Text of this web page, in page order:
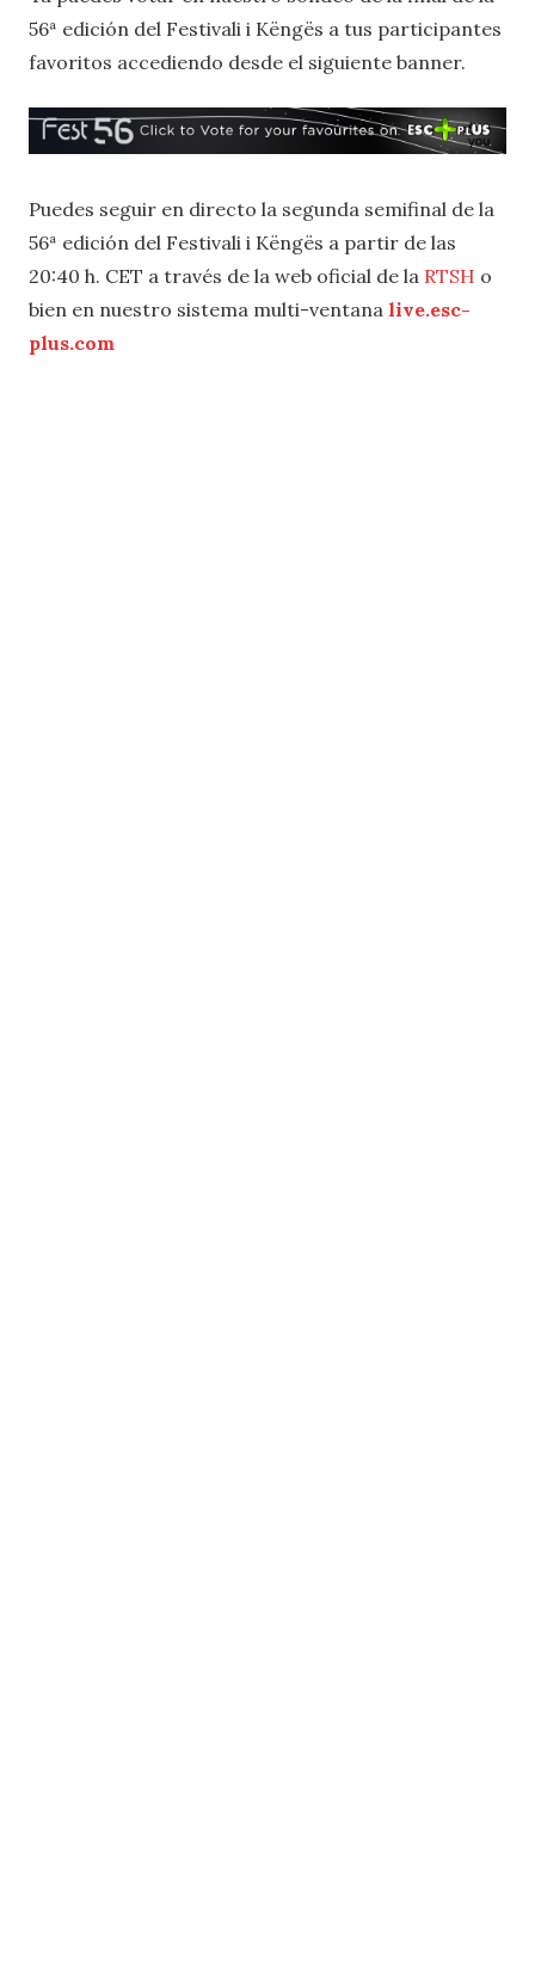
56ª edición del Festivali i Këngës a tus participantes
favoritos accediendo desde el siguiente banner.
Puedes seguir en directo la segunda semifinal de la
56ª edición del Festivali i Këngës a partir de las
20:40 h. CET a través de la web oficial de la RTSH o
bien en nuestro sistema multi-ventana live.esc-
plus.com